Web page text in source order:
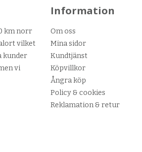
km norr
vilket
kunder
vi
Information
Om oss
Mina sidor
Kundtjänst
Köpvillkor
Ångra köp
Policy & cookies
Reklamation & retur